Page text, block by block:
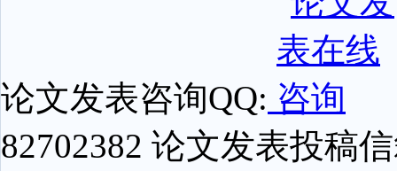
论文发表咨询QQ:
82702382 论文发表投稿